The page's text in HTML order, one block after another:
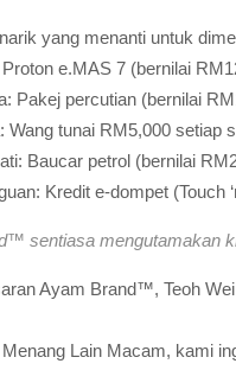
yang menanti untuk
e.MAS 7 (bernilai
Pakej percutian (bernilai
Wang tunai RM5,000 setiap
Baucar petrol (bernilai
Kredit e-dompet
sentiasa mengutamakan
Ayam Brand™, Teoh
Lain Macam, kami